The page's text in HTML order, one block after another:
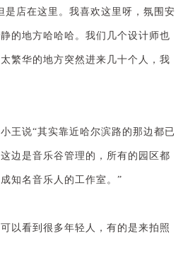
是店在这里。我喜欢这里呀，氛围安
的地方哈哈哈。我们几个设计师也
繁华的地方突然进来几十个人，我
王说“其实靠近哈尔滨路的那边都已
边是音乐谷管理的，所有的园区都
知名音乐人的工作室。”
以看到很多年轻人，有的是来拍照